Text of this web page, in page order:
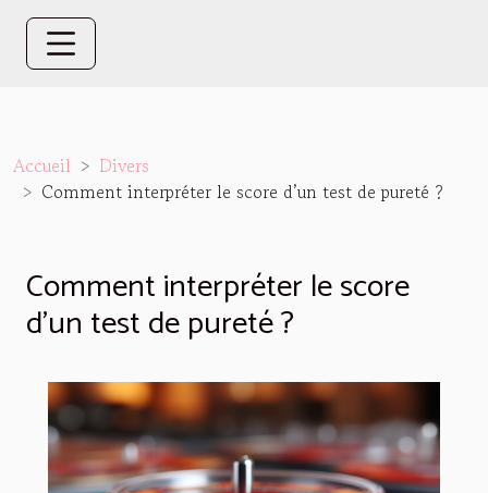
Accueil
Divers
Comment interpréter le score d’un test de pureté ?
Comment interpréter le score
d’un test de pureté ?